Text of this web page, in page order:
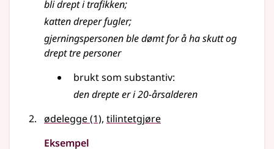
bli drept i trafikken;
katten dreper fugler;
gjerningspersonen ble dømt for å ha skutt og
drept tre personer
brukt som substantiv:
den drepte er i 20-årsalderen
ødelegge(1), tilintetgjøre
Eksempel